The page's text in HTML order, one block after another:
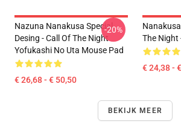
Nazuna Nanakusa Special
Desing - Call Of The Night
Yofukashi No Uta Mouse Pad
€ 26,68 - € 50,50
-20%
The Night
€ 24,38 -
BEKIJK MEER